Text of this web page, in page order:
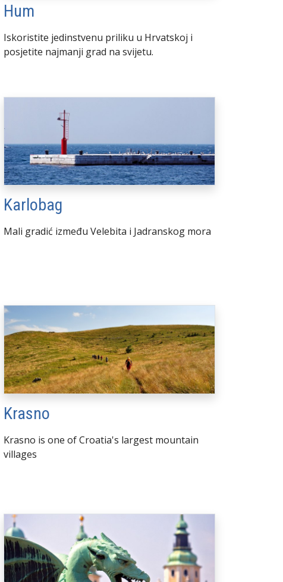
Hum
Iskoristite jedinstvenu priliku u Hrvatskoj i
posjetite najmanji grad na svijetu.
Karlobag
Mali gradić između Velebita i Jadranskog mora
Krasno
Krasno is one of Croatia's largest mountain
villages